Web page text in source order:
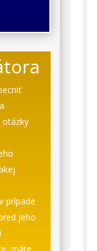
otázky
prípade
jeho